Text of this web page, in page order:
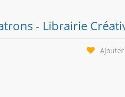
- Librairie